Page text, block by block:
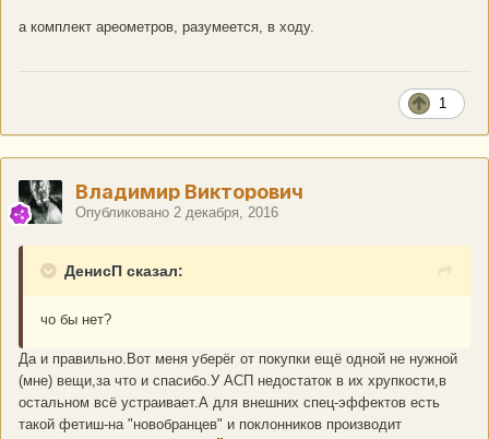
а комплект ареометров, разумеется, в ходу.
1
Владимир Викторович
Опубликовано 2 декабря, 2016
ДенисП сказал:
чо бы нет?
Да и правильно.Вот меня уберёг от покупки ещё одной не нужной
(мне) вещи,за что и спасибо.У АСП недостаток в их хрупкости,в
остальном всё устраивает.А для внешних спец-эффектов есть
такой фетиш-на "новобранцев" и поклонников производит